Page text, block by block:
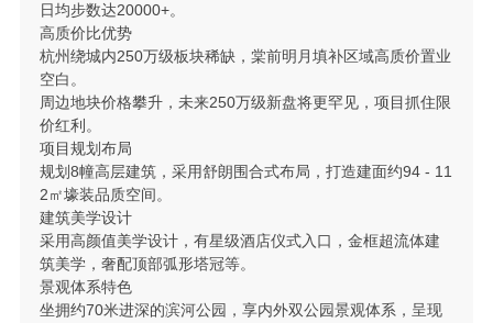
日均步数达20000+。
高质价比优势
杭州绕城内250万级板块稀缺，棠前明月填补区域高质价置业
空白。
周边地块价格攀升，未来250万级新盘将更罕见，项目抓住限
价红利。
项目规划布局
规划8幢高层建筑，采用舒朗围合式布局，打造建面约94 - 11
2㎡壕装品质空间。
建筑美学设计
采用高颜值美学设计，有星级酒店仪式入口，金框超流体建
筑美学，奢配顶部弧形塔冠等。
景观体系特色
坐拥约70米进深的滨河公园，享内外双公园景观体系，呈现